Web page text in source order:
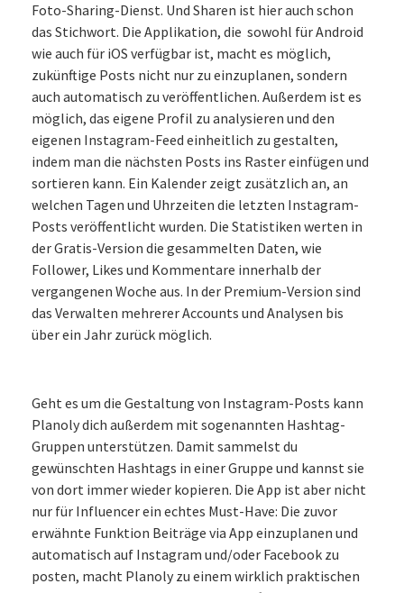
Foto-Sharing-Dienst. Und Sharen ist hier auch schon
das Stichwort. Die Applikation, die sowohl für Android
wie auch für iOS verfügbar ist, macht es möglich,
zukünftige Posts nicht nur zu einzuplanen, sondern
auch automatisch zu veröffentlichen. Außerdem ist es
möglich, das eigene Profil zu analysieren und den
eigenen Instagram-Feed einheitlich zu gestalten,
indem man die nächsten Posts ins Raster einfügen und
sortieren kann. Ein Kalender zeigt zusätzlich an, an
welchen Tagen und Uhrzeiten die letzten Instagram-
Posts veröffentlicht wurden. Die Statistiken werten in
der Gratis-Version die gesammelten Daten, wie
Follower, Likes und Kommentare innerhalb der
vergangenen Woche aus. In der Premium-Version sind
das Verwalten mehrerer Accounts und Analysen bis
über ein Jahr zurück möglich.
Geht es um die Gestaltung von Instagram-Posts kann
Planoly dich außerdem mit sogenannten Hashtag-
Gruppen unterstützen. Damit sammelst du
gewünschten Hashtags in einer Gruppe und kannst sie
von dort immer wieder kopieren. Die App ist aber nicht
nur für Influencer ein echtes Must-Have: Die zuvor
erwähnte Funktion Beiträge via App einzuplanen und
automatisch auf Instagram und/oder Facebook zu
posten, macht Planoly zu einem wirklich praktischen